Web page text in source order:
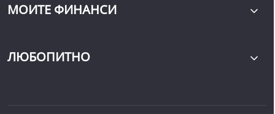
МОИТЕ ФИНАНСИ
ЛЮБОПИТНО